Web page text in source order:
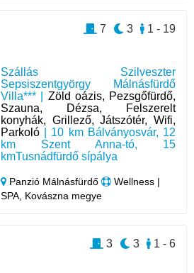
Szállás Szilveszter
Sepsiszentgyörgy Málnásfürdő
Villa*** | Zöld oázis, Pezsgőfürdő,
Szauna, Dézsa, Felszerelt
konyhák, Grillező, Játszótér, Wifi,
Parkoló | 10 km Bálványosvár, 12
km Szent Anna-tó, 15
kmTusnádfürdő sípálya
Panzió Málnásfürdő
Wellness |
SPA, Kovászna megye
1 - 19
3
7
1 - 6
3
3